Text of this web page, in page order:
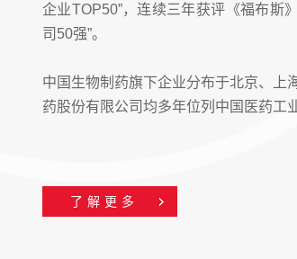
企业TOP50”，连续三年获评《福布斯
司50强”。
中国生物制药旗下企业分布于北京、上
药股份有限公司均多年位列中国医药工
了解更多